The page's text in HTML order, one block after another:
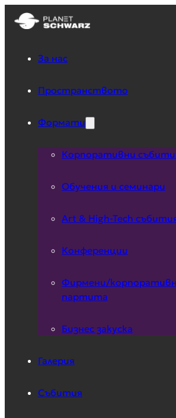
За нас
Пространството
Формати
Корпоративни
Обучения и семинари
Art & High-Tech
Конференции
Фирмени/
партита
Бизнес закуска
Галерия
Събития